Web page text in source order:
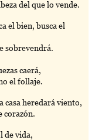
del que lo vende.
el bien, busca el
sobrevendrá.
caerá,
el follaje.
casa heredará viento,
corazón.
de vida,